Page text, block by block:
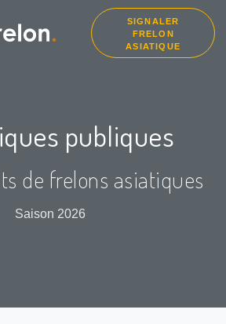
SIGNALER
FRELON
ASIATIQUE
publiques
de frelons asiatiques
Saison 2026